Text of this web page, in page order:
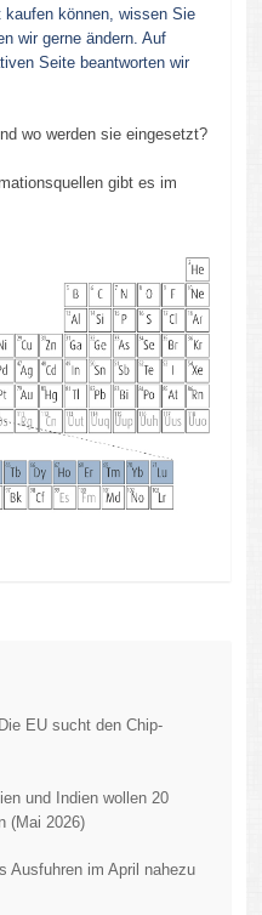
kaufen können, wissen Sie
wir gerne ändern. Auf
Seite beantworten wir
wo werden sie eingesetzt?
gibt es im
EU sucht den Chip-
und Indien wollen 20
(Mai 2026)
Ausfuhren im April nahezu